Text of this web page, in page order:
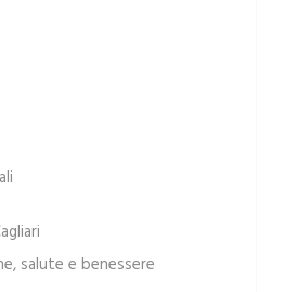
salute e benessere